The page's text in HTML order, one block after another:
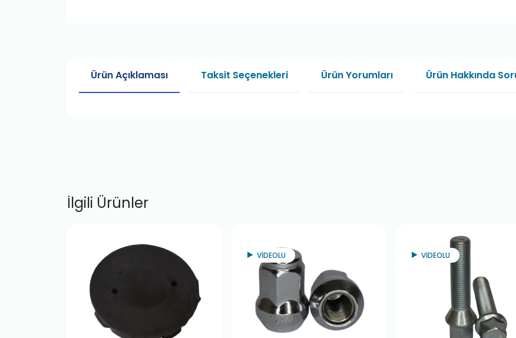
Ürün Açıklaması Taksit Seçenekleri Ürün Yorumları Ürün Hakkında
İlgili Ürünler
VİDEOLU VİDEOLU